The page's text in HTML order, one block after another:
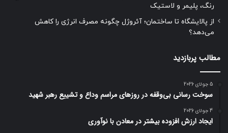
رنگ، پلیمر و لاستیک
از پالایشگاه تا ساختمان؛ آئروژل چگونه مصرف انرژی را کاهش
می‌دهد؟
مطالب پربازدید
5 جولای 2026
سوخت رسانی بی‌وقفه در روز‌های مراسم وداع و تشییع رهبر شهید
4 جولای 2026
ایجاد ارزش افزوده بیشتر در معادن با نوآوری